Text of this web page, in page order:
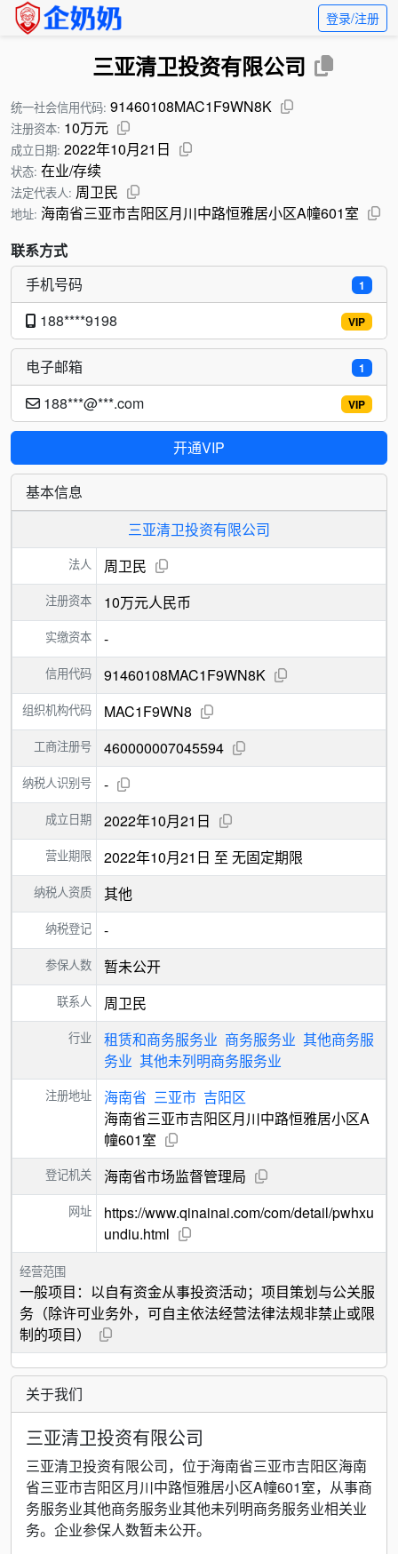
登录/注册
三亚清卫投资有限公司
统一社会信用代码: 91460108MAC1F9WN8K
注册资本: 10万元
成立日期: 2022年10月21日
状态: 在业/存续
法定代表人: 周卫民
地址: 海南省三亚市吉阳区月川中路恒雅居小区A幢601室
联系方式
1
手机号码
VIP
188****9198
1
电子邮箱
VIP
188***@***.com
开通VIP
基本信息
三亚清卫投资有限公司
法人 周卫民
注册资本 10万元人民币
实缴资本 -
信用代码 91460108MAC1F9WN8K
组织机构代码 MAC1F9WN8
工商注册号 460000007045594
纳税人识别号 -
成立日期 2022年10月21日
营业期限 2022年10月21日 至 无固定期限
纳税人资质 其他
纳税登记 -
参保人数 暂未公开
联系人 周卫民
行业 租赁和商务服务业 商务服务业 其他商务服
务业 其他未列明商务服务业
注册地址 海南省 三亚市 吉阳区
海南省三亚市吉阳区月川中路恒雅居小区A
幢601室
登记机关 海南省市场监督管理局
网址
https://www.qinainai.com/com/detail/pwhxu
undiu.html
经营范围
一般项目：以自有资金从事投资活动；项目策划与公关服
务（除许可业务外，可自主依法经营法律法规非禁止或限
制的项目）
关于我们
三亚清卫投资有限公司
三亚清卫投资有限公司，位于海南省三亚市吉阳区海南
省三亚市吉阳区月川中路恒雅居小区A幢601室，从事商
务服务业其他商务服务业其他未列明商务服务业相关业
务。企业参保人数暂未公开。